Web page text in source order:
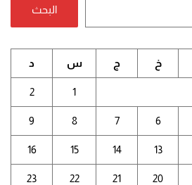
البحث
خ ج س د
1
2
6
7
8
9
13
14
15
16
20
21
22
23